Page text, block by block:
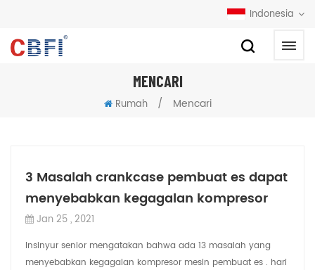
Indonesia
MENCARI
Rumah / Mencari
3 Masalah crankcase pembuat es dapat
menyebabkan kegagalan kompresor
Jan 25 , 2021
Insinyur senior mengatakan bahwa ada 13 masalah yang
menyebabkan kegagalan kompresor mesin pembuat es . hari